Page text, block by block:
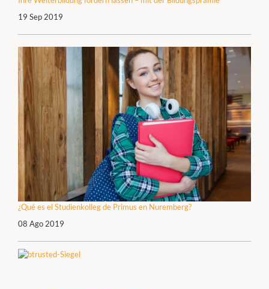
19 Sep 2019
¿Qué es el Studienkolleg de Primus en Nuremberg?
08 Ago 2019